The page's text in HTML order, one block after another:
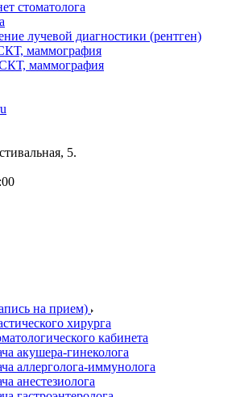
стоматолога
лучевой диагностики (рентген)
маммография
маммография
5.
на прием)
хирурга
кабинета
акушера-гинеколога
аллерголога-иммунолога
анестезиолога